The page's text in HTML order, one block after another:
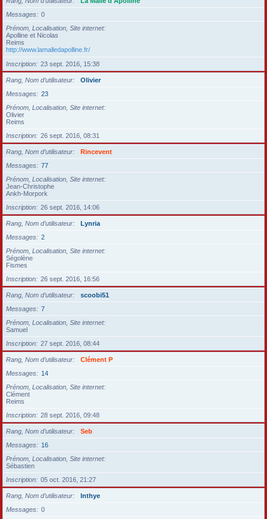
Messages
0
Prénom, Localisation, Site internet
Apolline et Nicolas
Reims
http://www.lamalledapolline.fr/
Inscription
23 sept. 2016, 15:38
Rang, Nom d’utilisateur
Olivier
Messages
23
Prénom, Localisation, Site internet
Olivier
Reims
Inscription
26 sept. 2016, 08:31
Rang, Nom d’utilisateur
Rincevent
Messages
77
Prénom, Localisation, Site internet
Jean-Christophe
Ankh-Morpork
Inscription
26 sept. 2016, 14:06
Rang, Nom d’utilisateur
Lynria
Messages
2
Prénom, Localisation, Site internet
Ségolène
Fismes
Inscription
26 sept. 2016, 16:56
Rang, Nom d’utilisateur
scoobi51
Messages
7
Prénom, Localisation, Site internet
Samuel
Inscription
27 sept. 2016, 08:44
Rang, Nom d’utilisateur
Clément P
Messages
14
Prénom, Localisation, Site internet
Clément
Reims
Inscription
28 sept. 2016, 09:48
Rang, Nom d’utilisateur
Seb
Messages
16
Prénom, Localisation, Site internet
Sébastien
Inscription
05 oct. 2016, 21:27
Rang, Nom d’utilisateur
Inthye
Messages
0